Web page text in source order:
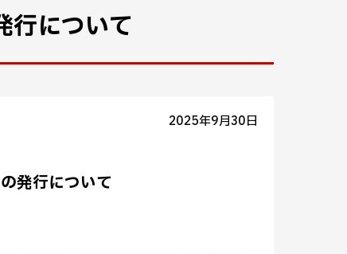
行について
2025年9月30日
発行について